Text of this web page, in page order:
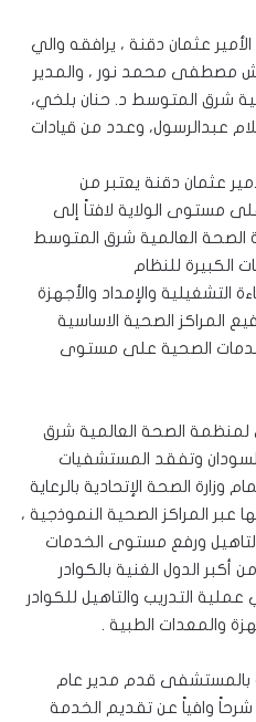
عثمان دقنة ، يرافقه والي
مصطفى محمد نور ، والمدير
شرق المتوسط د. حنان بلخي،
عبدالرسول، وعدد من قيادات
عثمان دقنة يعتبر من
مستوى الولاية لافتاً إلى
العالمية شرق المتوسط
الكبيرة للنظام
التشغيلية والإمداد والأجهزة
المراكز الصحية الاساسية
الصحية على مستوى
لمنظمة الصحة العالمية شرق
وتفقد المستشفيات
وزارة الصحة الإتحادية بالرعاية
عبر المراكز الصحية النموذجية ،
ورفع مستوى الخدمات
أكبر الدول الغنية بالكوادر
التدريب والتاهيل للكوادر
والمعدات الطبية .
بالمستشفى قدم مدير عام
وافياً عن تقديم الخدمة